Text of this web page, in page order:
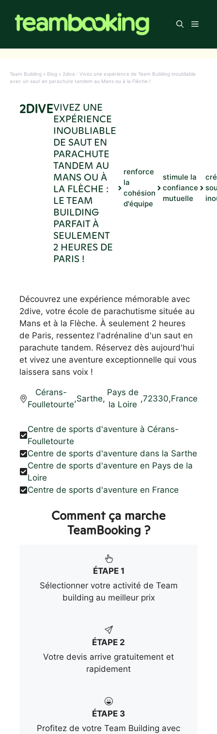
contenu
Menu
Team Building » Blog » 2dive : Vivez une expérience de Team Building inoubliable
avec un saut en parachute tandem au Mans ou à la Flèche !
2DIVEVIVEZ UNE
EXPÉRIENCE
INOUBLIABLE
DE SAUT EN
PARACHUTE
TANDEM AU
MANS OU À
LA FLÈCHE :
LE TEAM
BUILDING
PARFAIT À
SEULEMENT
2 HEURES DE
PARIS !
renforce
la
cohésion
d'équipe
stimule la
confiance
mutuelle
Découvrez une expérience mémorable avec
2dive, votre école de parachutisme située au
Mans et à la Flèche. À seulement 2 heures
de Paris, ressentez l'adrénaline d'un saut en
parachute tandem. Réservez dès aujourd'hui
et vivez une aventure exceptionnelle qui vous
laissera sans voix !
Cérans-
Foulletourte
,Sarthe,
Pays de
la Loire
,72330,France
Centre de sports d'aventure à Cérans-
Foulletourte
Centre de sports d'aventure dans la Sarthe
Centre de sports d'aventure en Pays de la
Loire
Centre de sports d'aventure en France
Comment ça marche
TeamBooking ?
ÉTAPE 1
Sélectionner votre activité de Team
building au meilleur prix
ÉTAPE 2
Votre devis arrive gratuitement et
rapidement
ÉTAPE 3
Profitez de votre Team Building avec